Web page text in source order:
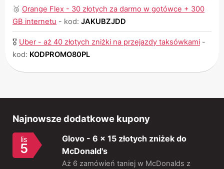
🥉 Orange Flex - 30 złotych za darmo w gotówce + 300
GB internetu - kod: JAKUBZJDD
🎖 Uber - aż 40 złotych zniżki na przejazdy taksówkami -
kod: KODPROMO80PL
Najnowsze dodatkowe kupony
lis
5
Glovo - 6 x 15 złotych zniżek do
McDonald's
Aż 6 zamówień taniej w McDonalds z